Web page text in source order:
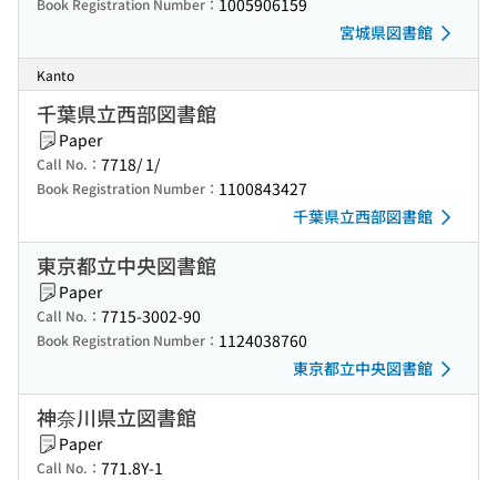
Book Registration Number： 1005906159
宮城県図書館
Kanto
千葉県立西部図書館
Paper
Call No.： 7718/ 1/
Book Registration Number： 1100843427
千葉県立西部図書館
東京都立中央図書館
Paper
Call No.： 7715-3002-90
Book Registration Number： 1124038760
東京都立中央図書館
神奈川県立図書館
Paper
Call No.： 771.8Y-1